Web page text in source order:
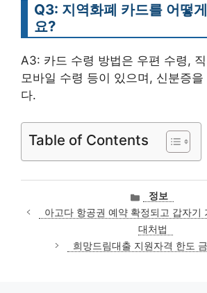
Q3: 지역화폐 카드를 어떻
요?
A3: 카드 수령 방법은 우편 수령,
모바일 수령 등이 있으며, 신분증을
다.
Table of Contents
카
테
고
리
정보
아고다 항공권 예약 확정되고 갑자기
대처법
희망드림대출 지원자격 한도